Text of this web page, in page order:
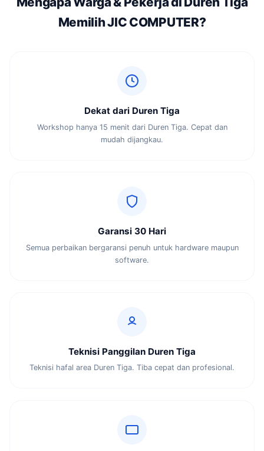
Memilih JIC COMPUTER?
Dekat dari Duren Tiga
Workshop hanya 15 menit dari Duren Tiga. Cepat dan
mudah dijangkau.
Garansi 30 Hari
Semua perbaikan bergaransi penuh untuk hardware maupun
software.
Teknisi Panggilan Duren Tiga
Teknisi hafal area Duren Tiga. Tiba cepat dan profesional.